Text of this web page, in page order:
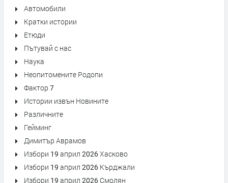
Автомобили
Кратки истории
Етюди
Пътувай с нас
Наука
Неопитомените Родопи
Фактор 7
Истории извън Новините
Различните
Гейминг
Димитър Аврамов
Избори 19 април 2026 Хасково
Избори 19 април 2026 Кърджали
Избори 19 април 2026 Смолян